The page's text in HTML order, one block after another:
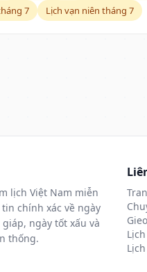
7
Lịch vạn niên tháng 7
lịch Việt Nam miễn
chính xác về ngày
ngày tốt xấu và
thống.